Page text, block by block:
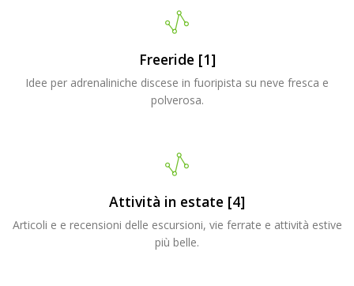
Freeride [1]
Idee per adrenaliniche discese in fuoripista su neve fresca e
polverosa.
Attività in estate [4]
Articoli e e recensioni delle escursioni, vie ferrate e attività estive
più belle.